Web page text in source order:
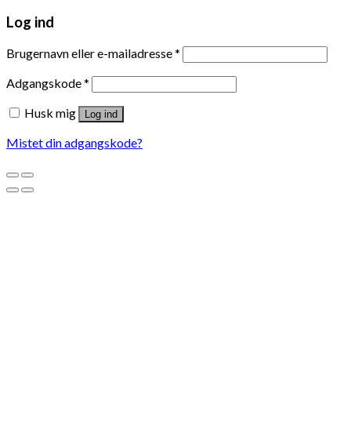
Log ind
Brugernavn eller e-mailadresse*
Adgangskode*
Husk mig
Log ind
Mistet din adgangskode?